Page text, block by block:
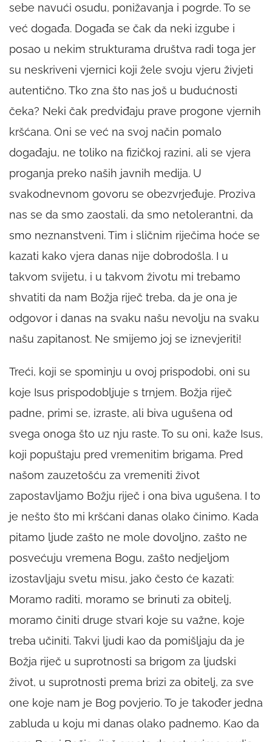
sebe navući osudu, ponižavanja i pogrde. To se
već događa. Događa se čak da neki izgube i
posao u nekim strukturama društva radi toga jer
su neskriveni vjernici koji žele svoju vjeru živjeti
autentično. Tko zna što nas još u budućnosti
čeka? Neki čak predviđaju prave progone vjernih
kršćana. Oni se već na svoj način pomalo
događaju, ne toliko na fizičkoj razini, ali se vjera
proganja preko naših javnih medija. U
svakodnevnom govoru se obezvrjeđuje. Proziva
nas se da smo zaostali, da smo netolerantni, da
smo neznanstveni. Tim i sličnim riječima hoće se
kazati kako vjera danas nije dobrodošla. I u
takvom svijetu, i u takvom životu mi trebamo
shvatiti da nam Božja riječ treba, da je ona je
odgovor i danas na svaku našu nevolju na svaku
našu zapitanost. Ne smijemo joj se iznevjeriti!
Treći, koji se spominju u ovoj prispodobi, oni su
koje Isus prispodobljuje s trnjem. Božja riječ
padne, primi se, izraste, ali biva ugušena od
svega onoga što uz nju raste. To su oni, kaže Isus,
koji popuštaju pred vremenitim brigama. Pred
našom zauzetošću za vremeniti život
zapostavljamo Božju riječ i ona biva ugušena. I to
je nešto što mi kršćani danas olako činimo. Kada
pitamo ljude zašto ne mole dovoljno, zašto ne
posvećuju vremena Bogu, zašto nedjeljom
izostavljaju svetu misu, jako često će kazati:
Moramo raditi, moramo se brinuti za obitelj,
moramo činiti druge stvari koje su važne, koje
treba učiniti. Takvi ljudi kao da pomišljaju da je
Božja riječ u suprotnosti sa brigom za ljudski
život, u suprotnosti prema brizi za obitelj, za sve
one koje nam je Bog povjerio. To je također jedna
zabluda u koju mi danas olako padnemo. Kao da